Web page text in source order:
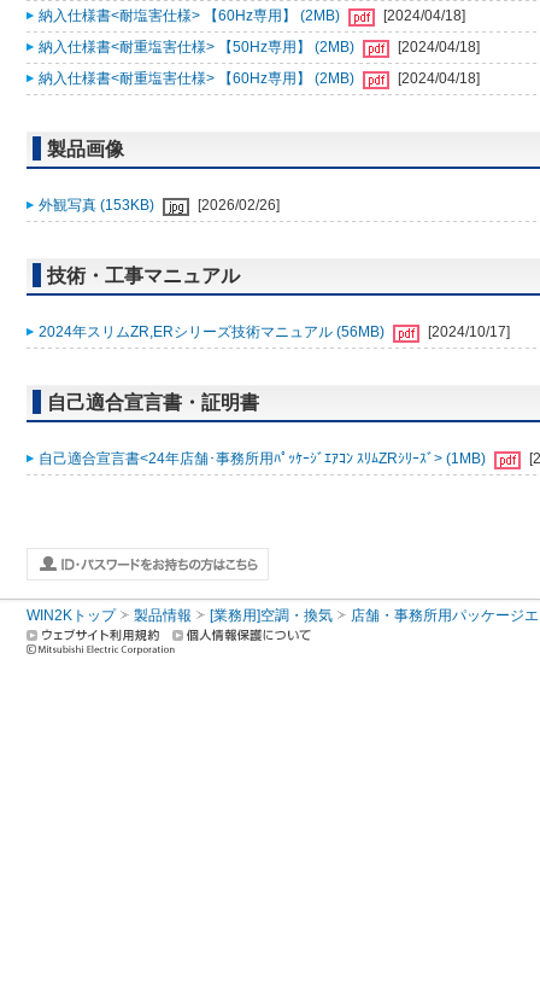
納入仕様書<耐塩害仕様> 【60Hz専用】 (2MB)
[2024/04/18]
納入仕様書<耐重塩害仕様> 【50Hz専用】 (2MB)
[2024/04/18]
納入仕様書<耐重塩害仕様> 【60Hz専用】 (2MB)
[2024/04/18]
製品画像
外観写真 (153KB) [2026/02/26]
技術・工事マニュアル
2024年スリムZR,ERシリーズ技術マニュアル (56MB) [2024/10/17]
自己適合宣言書・証明書
自己適合宣言書<24年店舗･事務所用ﾊﾟｯｹｰｼﾞｴｱｺﾝ ｽﾘﾑZRｼﾘｰｽﾞ> (1MB)
WIN2Kトップ 製品情報 [業務用]空調・換気 店舗・事務所用パッケージ